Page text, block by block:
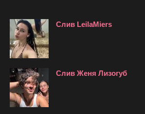
Слив LeilaMiers
Слив Женя Лизогуб